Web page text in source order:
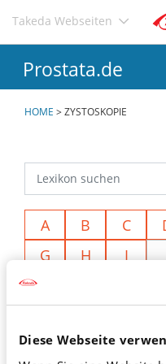
Diese Webseite
Direkt
Inhalt
Takeda Webseiten
Prostata.de
HOME >ZYSTOSKOPIE
A B C
G
H I
Y
Z Ä